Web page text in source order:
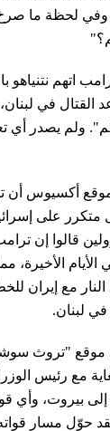
وفي لحظة ما
اتهم نتنياهو
القتال في
ولم يصدر
أكسيوس أن
متكرر على
قالوا إن
الأيام
مع إيران
لبنان.
"تروث
مع رئيس
إلى بيروت، وأي
حوّل مسار